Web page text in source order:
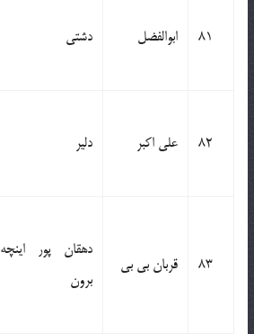
81 ابوالفضل دشتی
82 علی اکبر دلیر
83 قربان بی بی
دهقان پور اینچه
برون